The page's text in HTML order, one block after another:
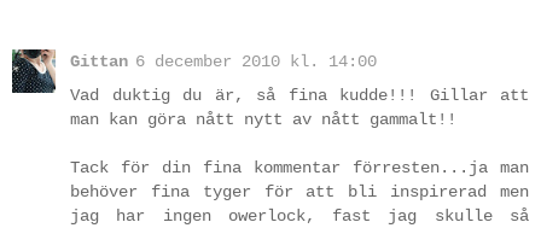
Gittan 6 december 2010 kl. 14:00
Vad duktig du är, så fina kudde!!! Gillar att
man kan göra nått nytt av nått gammalt!!
Tack för din fina kommentar förresten...ja man
behöver fina tyger för att bli inspirerad men
jag har ingen owerlock, fast jag skulle så